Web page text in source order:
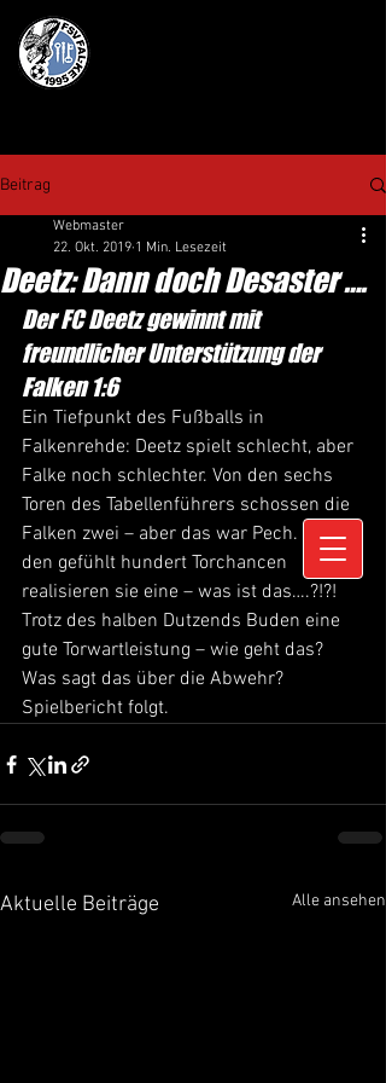
Beitrag
Deetz: Dann doch Desaster ….
Webmaster
22. Okt. 2019 1 Min. Lesezeit
Der FC Deetz gewinnt mit
freundlicher Unterstützung der
Falken 1:6
Ein Tiefpunkt des Fußballs in
Falkenrehde: Deetz spielt schlecht, aber
Falke noch schlechter. Von den sechs
Toren des Tabellenführers schossen die
Falken zwei – aber das war Pech. Von
den gefühlt hundert Torchancen
realisieren sie eine – was ist das….?!?!
Trotz des halben Dutzends Buden eine
gute Torwartleistung – wie geht das?
Was sagt das über die Abwehr?
Spielbericht folgt.
Aktuelle Beiträge Alle ansehen